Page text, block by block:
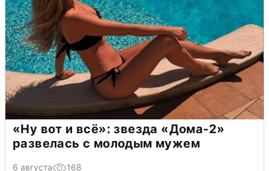
«Ну вот и всё»: звезда «Дома-2»
развелась с молодым мужем
6 августа 168